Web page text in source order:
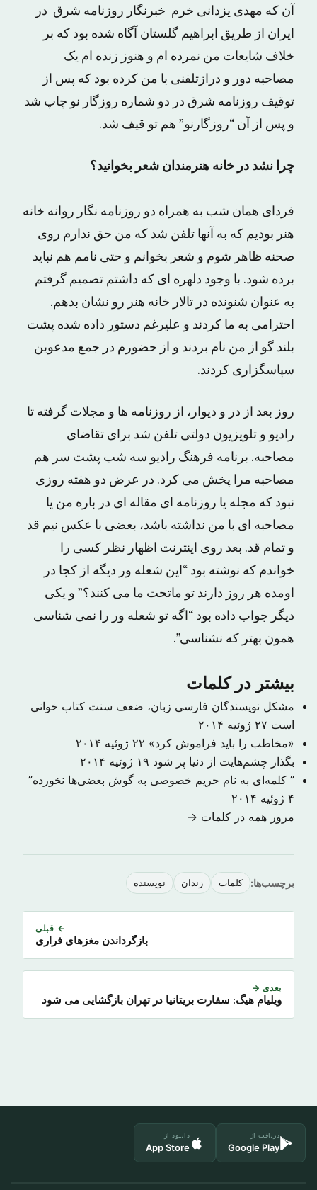
آن که مهدی یزدانی خرم خبرنگار روزنامه شرق در
ایران از طریق ابراهیم گلستان آگاه شده بود که بر
خلاف شایعات من نمرده ام و هنوز زنده ام یک
مصاحبه دور و درازتلفنی با من کرده بود که پس از
توقیف روزنامه شرق در دو شماره روزگار نو چاپ شد
و پس از آن “روزگارنو” هم تو قیف شد.
چرا نشد در خانه هنرمندان شعر بخوانید؟
فردای همان شب به همراه دو روزنامه نگار روانه خانه
هنر بودیم که به آنها تلفن شد که من حق ندارم روی
صحنه ظاهر شوم و شعر بخوانم و حتی نامم هم نباید
برده شود. با وجود دلهره ای که داشتم تصمیم گرفتم
به عنوان شنونده در تالار خانه هنر رو نشان بدهم.
احترامی به ما کردند و علیرغم دستور داده شده پشت
بلند گو از من نام بردند و از حضورم در جمع مدعوین
سپاسگزاری کردند.
روز بعد از در و دیوار، از روزنامه ها و مجلات گرفته تا
رادیو و تلویزیون دولتی تلفن شد برای تقاضای
مصاحبه. برنامه فرهنگ رادیو سه شب پشت سر هم
مصاحبه مرا پخش می کرد. در عرض دو هفته روزی
نبود که مجله یا روزنامه ای مقاله ای در باره من یا
مصاحبه ای با من نداشته باشد، بعضی با عکس نیم قد
و تمام قد. بعد روی اینترنت اظهار نظر کسی را
خواندم که نوشته بود “این شعله ور دیگه از کجا در
اومده هر روز دارند تو ماتحت ما می کنند؟” و یکی
دیگر جواب داده بود “اگه تو شعله ور را نمی شناسی
همون بهتر که نشناسی”.
بیشتر در کلمات
مشکل نویسندگان فارسی زبان، ضعف سنت کتاب خوانی
است ۲۷ ژوئیه ۲۰۱۴
«مخاطب را باید فراموش کرد» ۲۲ ژوئیه ۲۰۱۴
بگذار چشم‌هایت از دنیا پر شود ۱۹ ژوئیه ۲۰۱۴
” کلمه‌ای به نام حریم خصوصی به گوش بعضی‌ها نخورده”
۴ ژوئیه ۲۰۱۴
مرور همه در کلمات →
برچسب‌ها: کلمات زندان نویسنده
← قبلی
بازگرداندن مغزهای فراری
بعدی →
ویلیام هیگ: سفارت بریتانیا در تهران بازگشایی می شود
دریافت از
Google Play
دانلود از
App Store